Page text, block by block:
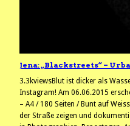
Jena: „Blackstreets“ –
3.3kviewsBlut ist dicker als
Instagram! Am 06.06.2015
– A4 / 180 Seiten / Bunt auf
der Straße zeigen und